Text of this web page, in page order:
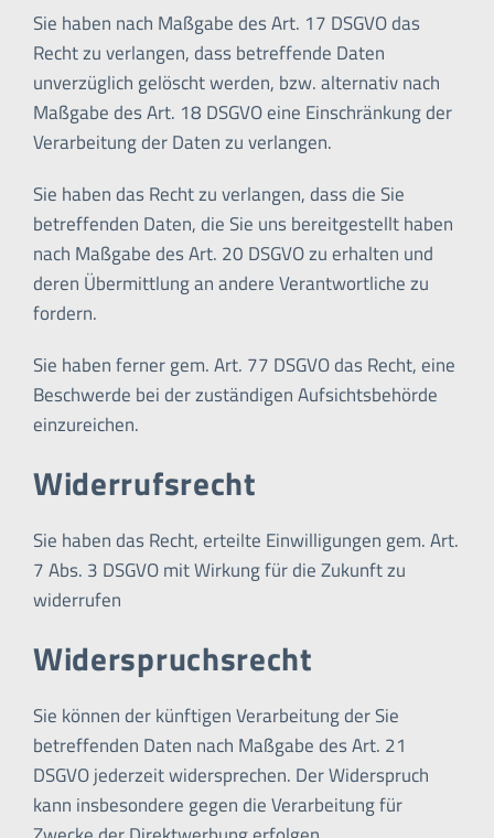
Sie haben nach Maßgabe des Art. 17 DSGVO das
Recht zu verlangen, dass betreffende Daten
unverzüglich gelöscht werden, bzw. alternativ nach
Maßgabe des Art. 18 DSGVO eine Einschränkung der
Verarbeitung der Daten zu verlangen.
Sie haben das Recht zu verlangen, dass die Sie
betreffenden Daten, die Sie uns bereitgestellt haben
nach Maßgabe des Art. 20 DSGVO zu erhalten und
deren Übermittlung an andere Verantwortliche zu
fordern.
Sie haben ferner gem. Art. 77 DSGVO das Recht, eine
Beschwerde bei der zuständigen Aufsichtsbehörde
einzureichen.
Widerrufsrecht
Sie haben das Recht, erteilte Einwilligungen gem. Art.
7 Abs. 3 DSGVO mit Wirkung für die Zukunft zu
widerrufen
Widerspruchsrecht
Sie können der künftigen Verarbeitung der Sie
betreffenden Daten nach Maßgabe des Art. 21
DSGVO jederzeit widersprechen. Der Widerspruch
kann insbesondere gegen die Verarbeitung für